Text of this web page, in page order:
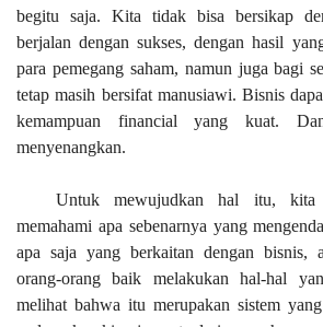
begitu saja. Kita tidak bisa bersikap
berjalan dengan sukses, dengan hasil
para pemegang saham, namun juga bagi
tetap masih bersifat manusiawi. Bisnis
kemampuan financial yang kuat.
menyenangkan.
Untuk mewujudkan hal itu, kita
memahami apa sebenarnya yang
apa saja yang berkaitan dengan bisnis,
orang-orang baik melakukan hal-hal
melihat bahwa itu merupakan sistem